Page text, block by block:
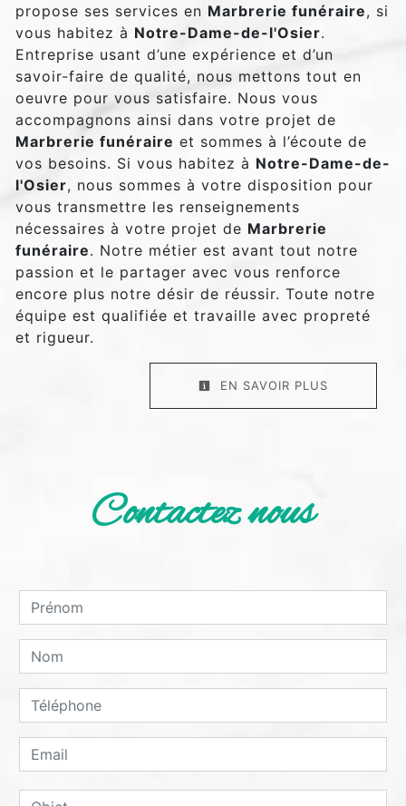
propose ses services en Marbrerie funéraire, si
vous habitez à Notre-Dame-de-l'Osier.
Entreprise usant d’une expérience et d’un
savoir-faire de qualité, nous mettons tout en
oeuvre pour vous satisfaire. Nous vous
accompagnons ainsi dans votre projet de
Marbrerie funéraire et sommes à l’écoute de
vos besoins. Si vous habitez à Notre-Dame-de-
l'Osier, nous sommes à votre disposition pour
vous transmettre les renseignements
nécessaires à votre projet de Marbrerie
funéraire. Notre métier est avant tout notre
passion et le partager avec vous renforce
encore plus notre désir de réussir. Toute notre
équipe est qualifiée et travaille avec propreté
et rigueur.
EN SAVOIR PLUS
Contactez nous